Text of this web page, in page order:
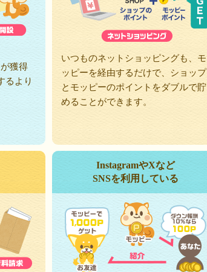
獲得
るより
いつものネットショッピングも、モ
ッピーを経由するだけで、ショップ
とモッピーのポイントをダブルで貯
めることができます。
InstagramやXなど
SNSを利用している